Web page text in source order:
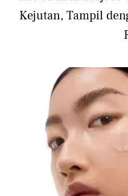
Kejutan, Tampil